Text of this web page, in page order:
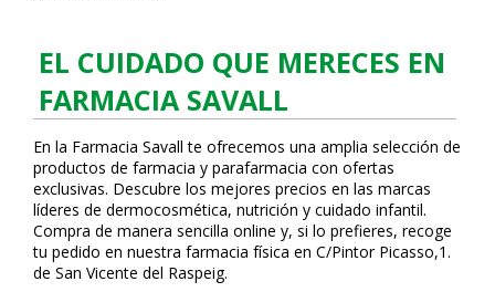
EL CUIDADO QUE MERECES EN
FARMACIA SAVALL
En la Farmacia Savall te ofrecemos una amplia selección de
productos de farmacia y parafarmacia con ofertas
exclusivas. Descubre los mejores precios en las marcas
líderes de dermocosmética, nutrición y cuidado infantil.
Compra de manera sencilla online y, si lo prefieres, recoge
tu pedido en nuestra farmacia física en C/Pintor Picasso,1.
de San Vicente del Raspeig.